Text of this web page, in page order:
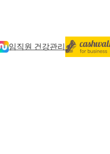
임직원 건강관리